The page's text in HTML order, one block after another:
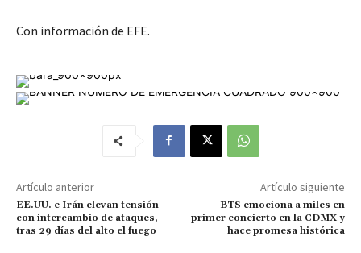
Con información de EFE.
Artículo anterior
EE.UU. e Irán elevan tensión
con intercambio de ataques,
tras 29 días del alto el fuego
Artículo siguiente
BTS emociona a miles en
primer concierto en la CDMX y
hace promesa histórica